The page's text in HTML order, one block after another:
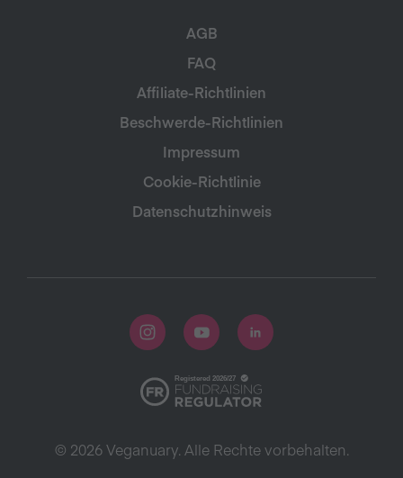
AGB
FAQ
Affiliate-Richtlinien
Beschwerde-Richtlinien
Impressum
Cookie-Richtlinie
Datenschutzhinweis
© 2026 Veganuary. Alle Rechte vorbehalten.